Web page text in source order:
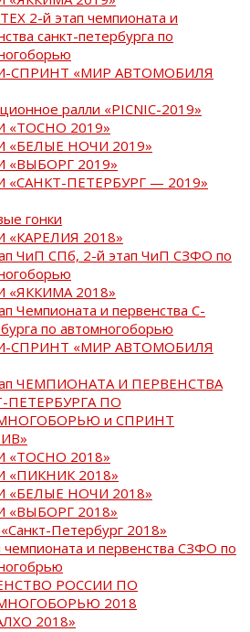
2-й этап чемпионата и
санкт-петербурга по
СПРИНТ «МИР АВТОМОБИЛЯ
ралли «PICNIC-2019»
«ТОСНО 2019»
«БЕЛЫЕ НОЧИ 2019»
«ВЫБОРГ 2019»
«САНКТ-ПЕТЕРБУРГ — 2019»
гонки
«КАРЕЛИЯ 2018»
ЧиП СПб, 2-й этап ЧиП СЗФО по
«ЯККИМА 2018»
Чемпионата и первенства С-
по автомногоборью
СПРИНТ «МИР АВТОМОБИЛЯ
ЧЕМПИОНАТА И ПЕРВЕНСТВА
ПЕТЕРБУРГА ПО
и СПРИНТ
«ТОСНО 2018»
«ПИКНИК 2018»
«БЕЛЫЕ НОЧИ 2018»
«ВЫБОРГ 2018»
Петербург 2018»
и первенства СЗФО по
РОССИИ ПО
2018
2018»